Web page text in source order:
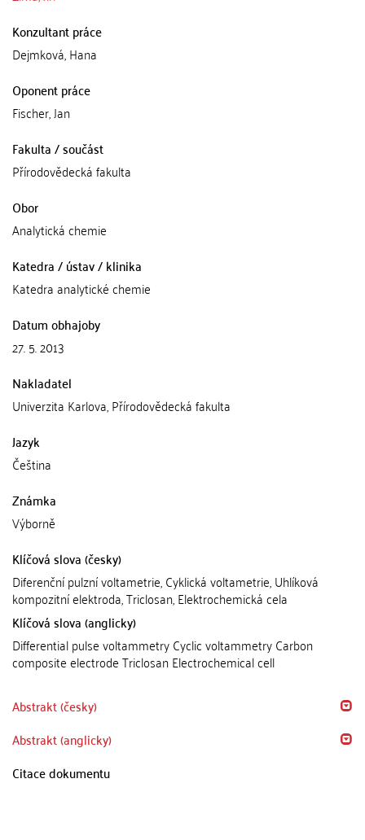
Konzultant práce
Dejmková, Hana
Oponent práce
Fischer, Jan
Fakulta / součást
Přírodovědecká fakulta
Obor
Analytická chemie
Katedra / ústav / klinika
Katedra analytické chemie
Datum obhajoby
27. 5. 2013
Nakladatel
Univerzita Karlova, Přírodovědecká fakulta
Jazyk
Čeština
Známka
Výborně
Klíčová slova (česky)
Diferenční pulzní voltametrie, Cyklická voltametrie, Uhlíková
kompozitní elektroda, Triclosan, Elektrochemická cela
Klíčová slova (anglicky)
Differential pulse voltammetry Cyclic voltammetry Carbon
composite electrode Triclosan Electrochemical cell
Abstrakt (česky)
Abstrakt (anglicky)
Citace dokumentu